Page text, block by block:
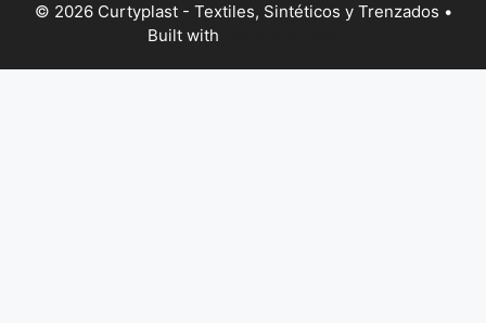
© 2026 Curtyplast - Textiles, Sintéticos y Trenzados •
Built with